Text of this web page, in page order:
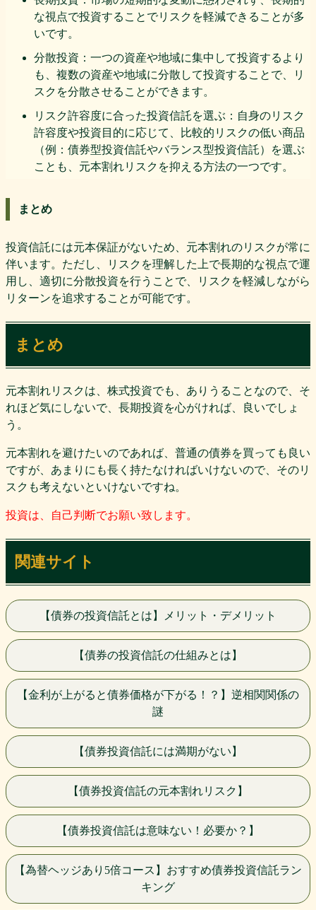
な視点で投資することでリスクを軽減できることが多
いです。
分散投資：一つの資産や地域に集中して投資するより
も、複数の資産や地域に分散して投資することで、リ
スクを分散させることができます。
リスク許容度に合った投資信託を選ぶ：自身のリスク
許容度や投資目的に応じて、比較的リスクの低い商品
（例：債券型投資信託やバランス型投資信託）を選ぶ
ことも、元本割れリスクを抑える方法の一つです。
まとめ
投資信託には元本保証がないため、元本割れのリスクが常に
伴います。ただし、リスクを理解した上で長期的な視点で運
用し、適切に分散投資を行うことで、リスクを軽減しながら
リターンを追求することが可能です。
まとめ
元本割れリスクは、株式投資でも、ありうることなので、そ
れほど気にしないで、長期投資を心がければ、良いでしょ
う。
元本割れを避けたいのであれば、普通の債券を買っても良い
ですが、あまりにも長く持たなければいけないので、そのリ
スクも考えないといけないですね。
投資は、自己判断でお願い致します。
関連サイト
【債券の投資信託とは】メリット・デメリット
【債券の投資信託の仕組みとは】
【金利が上がると債券価格が下がる！？】逆相関関係の
謎
【債券投資信託には満期がない】
【債券投資信託の元本割れリスク】
【債券投資信託は意味ない！必要か？】
【為替ヘッジあり5倍コース】おすすめ債券投資信託ラン
キング